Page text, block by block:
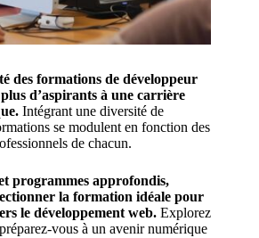
des formations de développeur
d’aspirants à une carrière
Intégrant une diversité de
se modulent en fonction des
de chacun.
programmes approfondis,
la formation idéale pour
le développement web. Explorez
vous à un avenir numérique